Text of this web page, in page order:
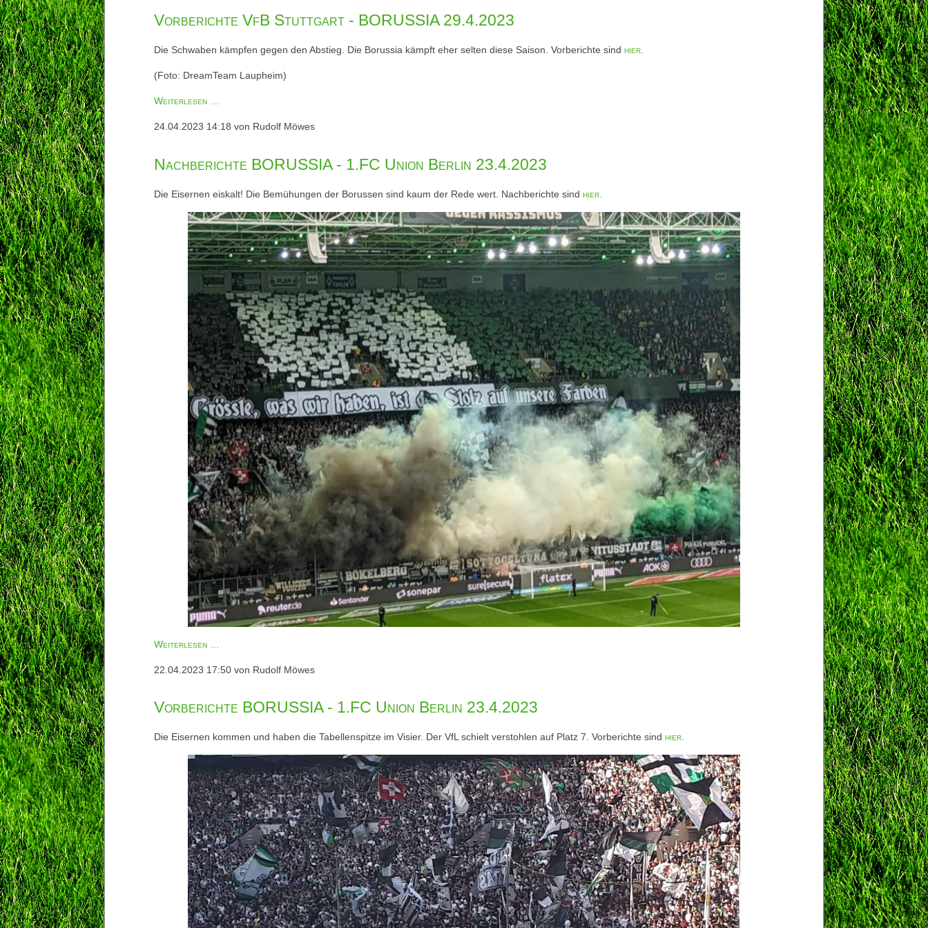
29.4.2023
Vorberichte VfB Stuttgart - BORUSSIA 29.4.2023
Die Schwaben kämpfen gegen den Abstieg. Die Borussia kämpft eher selten diese Saison. Vorberichte sind hier.
(Foto: DreamTeam Laupheim)
Weiterlesen …
Stuttgart
BORUSSIA
24.04.2023 14:18 von Rudolf Möwes
Nachberichte BORUSSIA - 1.FC Union Berlin 23.4.2023
Die Eisernen eiskalt! Die Bemühungen der Borussen sind kaum der Rede wert. Nachberichte sind hier.
Weiterlesen …
-
Union
23.4.2023
22.04.2023 17:50 von Rudolf Möwes
Vorberichte BORUSSIA - 1.FC Union Berlin 23.4.2023
Die Eisernen kommen und haben die Tabellenspitze im Visier. Der VfL schielt verstohlen auf Platz 7. Vorberichte sind hier.